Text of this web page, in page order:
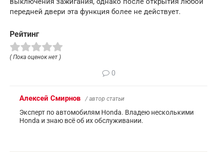
передней двери эта функция более не действует.
Рейтинг
( Пока оценок нет )
0
Алексей Смирнов / автор статьи
Эксперт по автомобилям Honda. Владею несколькими
Honda и знаю всё об их обслуживании.